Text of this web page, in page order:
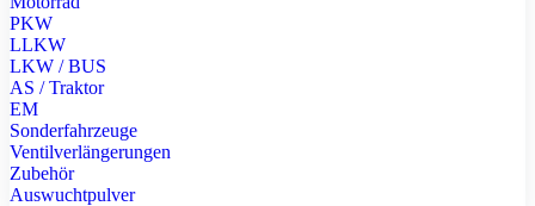
PKW
LLKW
LKW / BUS
AS / Traktor
EM
Sonderfahrzeuge
Ventilverlängerungen
Zubehör
Auswuchtpulver